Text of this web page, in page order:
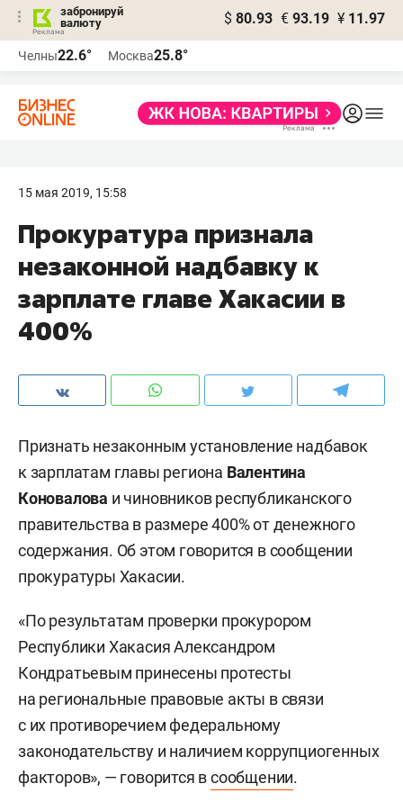
забронируй
валюту
$ 80.93 € 93.19 ¥ 11.97
Челны22.6° Москва25.8°
15 мая 2019, 15:58
Прокуратура признала
незаконной надбавку к
зарплате главе Хакасии в
400%
Признать незаконным установление надбавок
к зарплатам главы региона Валентина
Коновалова и чиновников республиканского
правительства в размере 400% от денежного
содержания. Об этом говорится в сообщении
прокуратуры Хакасии.
«По результатам проверки прокурором
Республики Хакасия Александром
Кондратьевым принесены протесты
на региональные правовые акты в связи
с их противоречием федеральному
законодательству и наличием коррупциогенных
факторов», — говорится всообщении.